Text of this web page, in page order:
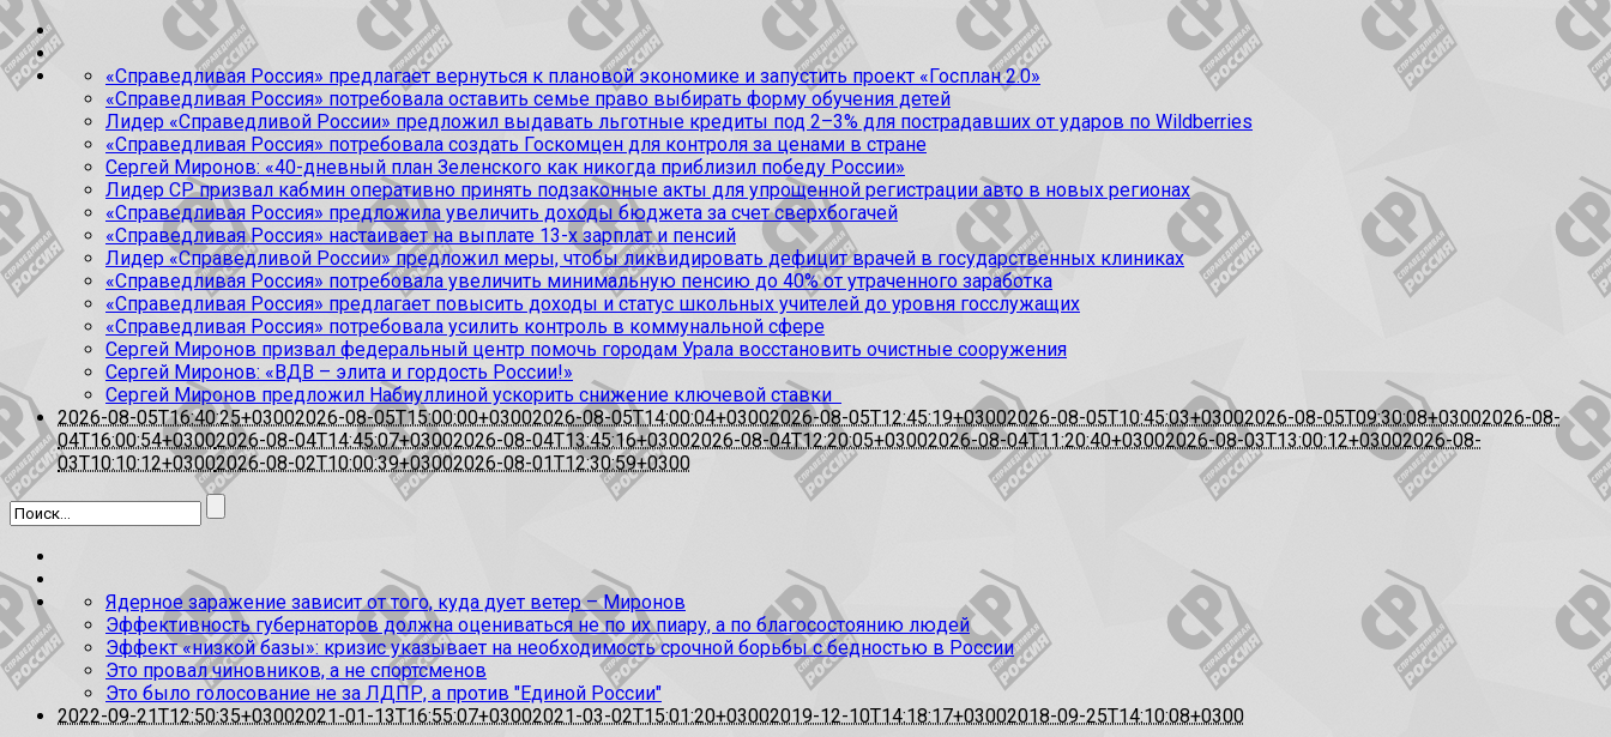
«Справедливая Россия» предлагает вернуться к плановой экономике и запустить проект «Госплан 2.0»
«Справедливая Россия» потребовала оставить семье право выбирать форму обучения детей
Лидер «Справедливой России» предложил выдавать льготные кредиты под 2–3% для пострадавших от ударов по Wildberries
«Справедливая Россия» потребовала создать Госкомцен для контроля за ценами в стране
Сергей Миронов: «40-дневный план Зеленского как никогда приблизил победу России»
Лидер СР призвал кабмин оперативно принять подзаконные акты для упрощенной регистрации авто в новых регионах
«Справедливая Россия» предложила увеличить доходы бюджета за счет сверхбогачей
«Справедливая Россия» настаивает на выплате 13-х зарплат и пенсий
Лидер «Справедливой России» предложил меры, чтобы ликвидировать дефицит врачей в государственных клиниках
«Справедливая Россия» потребовала увеличить минимальную пенсию до 40% от утраченного заработка
«Справедливая Россия» предлагает повысить доходы и статус школьных учителей до уровня госслужащих
«Справедливая Россия» потребовала усилить контроль в коммунальной сфере
Сергей Миронов призвал федеральный центр помочь городам Урала восстановить очистные сооружения
Сергей Миронов: «ВДВ – элита и гордость России!»
Сергей Миронов предложил Набиуллиной ускорить снижение ключевой ставки
2026-08-05T16:40:25+03002026-08-05T15:00:00+03002026-08-05T14:00:04+03002026-08-05T12:45:19+03002026-08-05T10:45:03+03002026-08-05T09:30:08+03002026-08-
04T16:00:54+03002026-08-04T14:45:07+03002026-08-04T13:45:16+03002026-08-04T12:20:05+03002026-08-04T11:20:40+03002026-08-03T13:00:12+03002026-08-
03T10:10:12+03002026-08-02T10:00:39+03002026-08-01T12:30:59+0300
Ядерное заражение зависит от того, куда дует ветер – Миронов
Эффективность губернаторов должна оцениваться не по их пиару, а по благосостоянию людей
Эффект «низкой базы»: кризис указывает на необходимость срочной борьбы с бедностью в России
Это провал чиновников, а не спортсменов
Это было голосование не за ЛДПР, а против "Единой России"
2022-09-21T12:50:35+03002021-01-13T16:55:07+03002021-03-02T15:01:20+03002019-12-10T14:18:17+03002018-09-25T14:10:08+0300